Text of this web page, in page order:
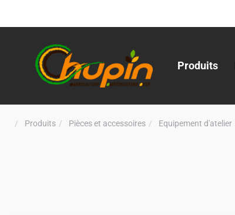
Produits
Produits Pièces et accessoires Equipement d'atelier